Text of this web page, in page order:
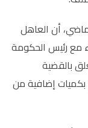
الماضي، أن العاهل
مع رئيس الحكومة
بالقضية
بكميات إضافية من